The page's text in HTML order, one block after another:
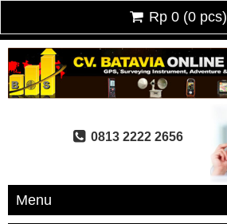
0813 2222 2656
Menu
Rp 0 (0 pcs)